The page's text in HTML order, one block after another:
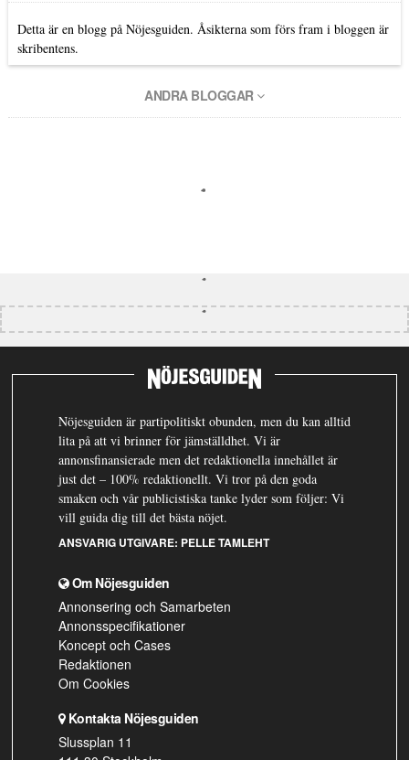
Detta är en blogg på Nöjesguiden. Åsikterna som förs fram i bloggen är
skribentens.
ANDRA BLOGGAR
Nöjesguiden är partipolitiskt obunden, men du kan alltid
lita på att vi brinner för jämställdhet. Vi är
annonsfinansierade men det redaktionella innehållet är
just det – 100% redaktionellt. Vi tror på den goda
smaken och vår publicistiska tanke lyder som följer: Vi
vill guida dig till det bästa nöjet.
ANSVARIG UTGIVARE: PELLE TAMLEHT
Om Nöjesguiden
Annonsering och Samarbeten
Annonsspecifikationer
Koncept och Cases
Redaktionen
Om Cookies
Kontakta Nöjesguiden
Slussplan 11